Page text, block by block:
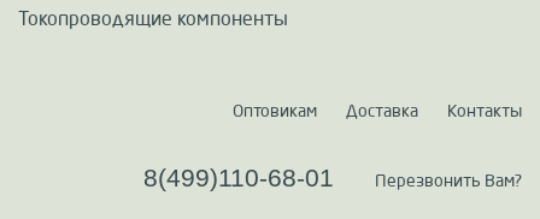
Токопроводящие компоненты
Оптовикам Доставка Контакты
8(499)110-68-01 Перезвонить Вам?